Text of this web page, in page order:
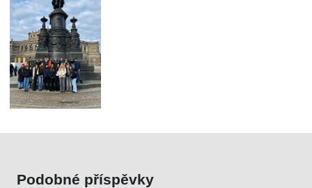
Podobné příspěvky